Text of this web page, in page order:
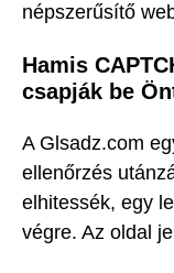
népszerűsítő
Hamis
csapják be
A Glsadz.com
ellenőrzés
elhitessék, egy
végre. Az oldal